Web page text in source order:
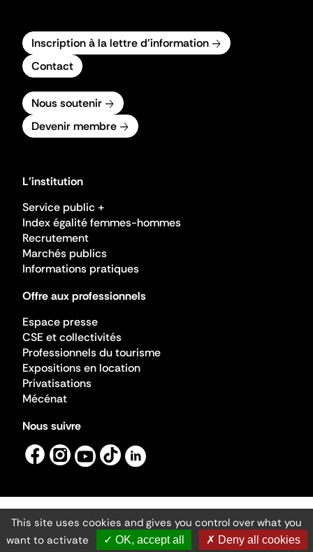
Inscription à la lettre d'information
Contact
Nous soutenir
Devenir membre
L'institution
Service public +
Index égalité femmes-hommes
Recrutement
Marchés publics
Informations pratiques
Offre aux professionnels
Espace presse
CSE et collectivités
Professionnels du tourisme
Expositions en location
Privatisations
Mécénat
Nous suivre
Mentions légales
Gestion des cookies
Accessibilité numérique
This site uses cookies and gives you control over what you
want to activate
✓ OK, accept all ✗ Deny all cookies